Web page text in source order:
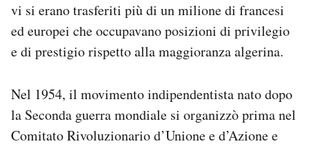
vi si erano trasferiti più di un milione di francesi
ed europei che occupavano posizioni di privilegio
e di prestigio rispetto alla maggioranza algerina.
Nel 1954, il movimento indipendentista nato dopo
la Seconda guerra mondiale si organizzò prima nel
Comitato Rivoluzionario d’Unione e d’Azione e